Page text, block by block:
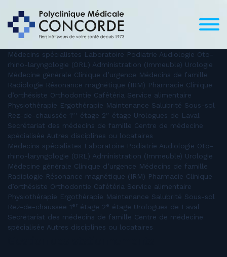
Médecins spécialistes Laboratoire Podiatrie Audiologie Oto-
rhino-laryngologie (ORL) Administration (Immeuble) Urologie
Médecine générale Clinique d’urgence Médecins de famille
Radiologie Résonance magnétique (IRM) Pharmacie Clinique
d’orthésiste Orthodontie Cafétéria Service alimentaire
Physiothérapie Ergothérapie Maintenance Salubrité Sous-sol
Rez-de-chaussée 1er étage 2e étage Urologues de Laval
Secrétariat des médecins de famille Centre de médecine
spécialisée Autres disciplines ou locataires
Médecins spécialistes Laboratoire Podiatrie Audiologie Oto-
rhino-laryngologie (ORL) Administration (Immeuble) Urologie
Médecine générale Clinique d’urgence Médecins de famille
Radiologie Résonance magnétique (IRM) Pharmacie Clinique
d’orthésiste Orthodontie Cafétéria Service alimentaire
Physiothérapie Ergothérapie Maintenance Salubrité Sous-sol
Rez-de-chaussée 1er étage 2e étage Urologues de Laval
Secrétariat des médecins de famille Centre de médecine
spécialisée Autres disciplines ou locataires